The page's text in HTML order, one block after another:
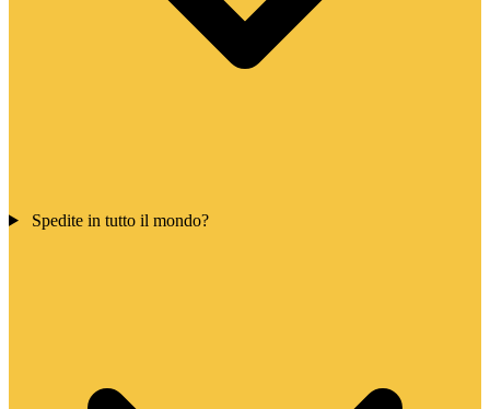
Spedite in tutto il mondo?